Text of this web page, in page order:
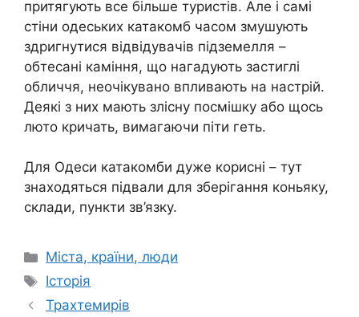
притягують все більше туристів. Але і самі
стіни одеських катакомб часом змушують
здригнутися відвідувачів підземелля –
обтесані каміння, що нагадують застиглі
обличчя, неочікувано впливають на настрій.
Деякі з них мають злісну посмішку або щось
люто кричать, вимагаючи піти геть.
Для Одеси катакомби дуже корисні – тут
знаходяться підвали для зберігання коньяку,
склади, пункти зв’язку.
Категорії
Міста, країни, люди
Позначки
Історія
Трахтемирів